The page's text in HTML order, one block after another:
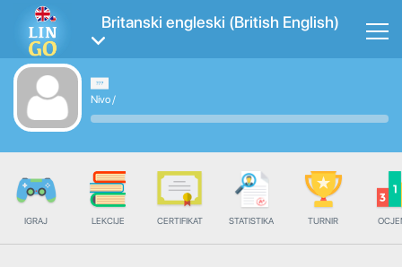
Britanski engleski (British English)
Nivo/
IGRAJ LEKCIJE CERTIFIKAT STATISTIKA TURNIR